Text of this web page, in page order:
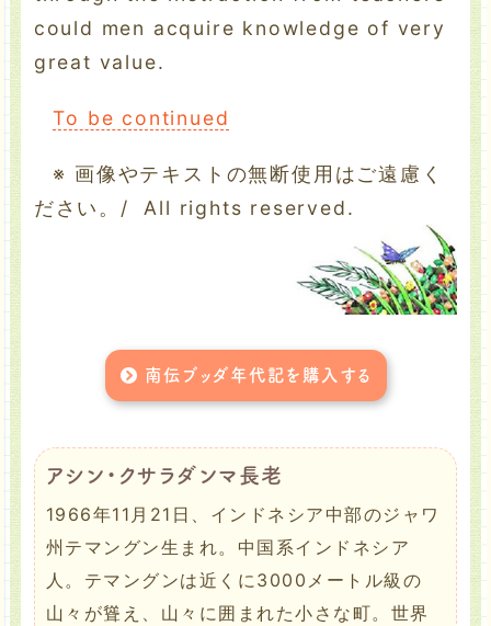
could men acquire knowledge of very
great value.
To be continued
※ 画像やテキストの無断使用はご遠慮く
ださい。/ All rights reserved.
南伝ブッダ年代記を購入する
アシン・クサラダンマ長老
1966年11月21日、インドネシア中部のジャワ
州テマングン生まれ。中国系インドネシア
人。テマングンは近くに3000メートル級の
山々が聳え、山々に囲まれた小さな町。世界